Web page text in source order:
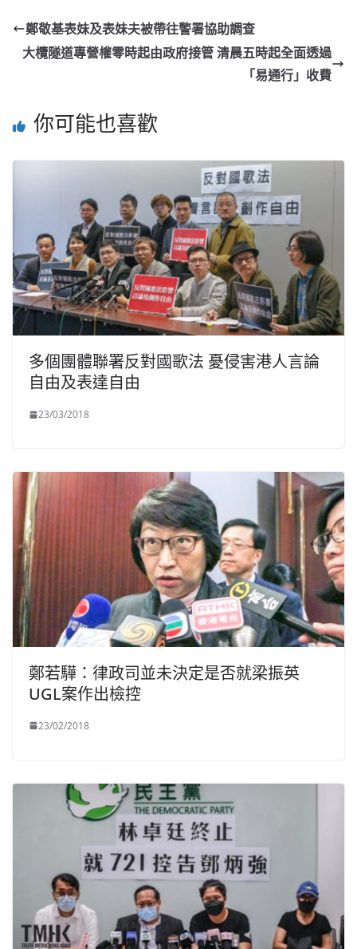
鄭敬基表妹及表妹夫被帶往警署協助調查
大欖隧道專營權零時起由政府接管 清晨五時起全面透過
「易通行」收費
你可能也喜歡
多個團體聯署反對國歌法 憂侵害港人言論
自由及表達自由
23/03/2018
鄭若驊：律政司並未決定是否就梁振英
UGL案作出檢控
23/02/2018